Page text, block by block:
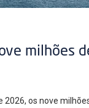
milhões
os nove